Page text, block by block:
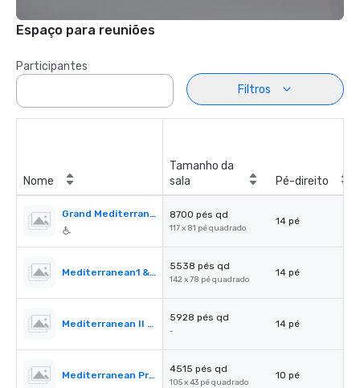
Espaço para reuniões
Participantes
Filtros
Nome
Tamanho da
sala
Pé-direito
Grand Mediterranean Ballroom 8700 pés qd
117 x 81 pé quadrado
14 pé
Mediterranean1 & 2
5538 pés qd
142 x 78 pé quadrado
14 pé
Mediterranean II & III
5928 pés qd
-
14 pé
Mediterranean PreFunction
4515 pés qd
105 x 43 pé quadrado
10 pé